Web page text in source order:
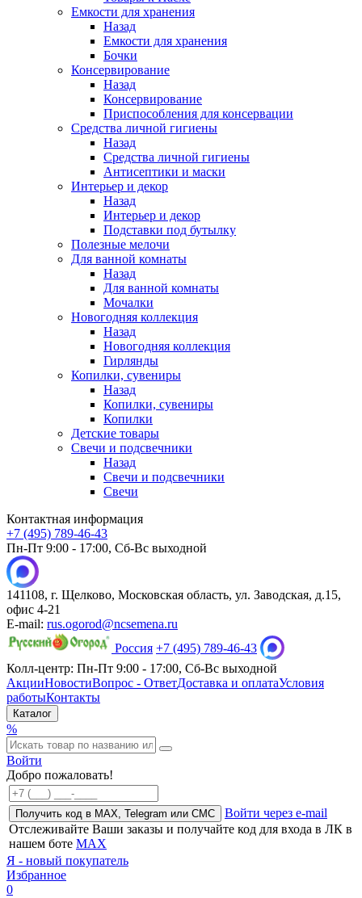
Емкости для хранения
Назад
Емкости для хранения
Бочки
Консервирование
Назад
Консервирование
Приспособления для консервации
Средства личной гигиены
Назад
Средства личной гигиены
Антисептики и маски
Интерьер и декор
Назад
Интерьер и декор
Подставки под бутылку
Полезные мелочи
Для ванной комнаты
Назад
Для ванной комнаты
Мочалки
Новогодняя коллекция
Назад
Новогодняя коллекция
Гирлянды
Копилки, сувениры
Назад
Копилки, сувениры
Копилки
Детские товары
Свечи и подсвечники
Назад
Свечи и подсвечники
Свечи
Контактная информация
+7 (495) 789-46-43
Пн-Пт 9:00 - 17:00, Сб-Вс выходной
141108, г. Щелково, Московская область, ул. Заводская, д.15,
офис 4-21
E-mail: rus.ogorod@ncsemena.ru
Россия +7 (495) 789-46-43
Колл-центр: Пн-Пт 9:00 - 17:00, Сб-Вс выходной
АкцииНовостиВопрос - ОтветДоставка и оплатаУсловия
работыКонтакты
Каталог
%
Войти
Добро пожаловать!
Получить код в MAX, Telegram или СМС
Войти через e-mail
Отслеживайте Ваши заказы и получайте код для входа в ЛК в
нашем боте MAX
Я - новый покупатель
Избранное
0